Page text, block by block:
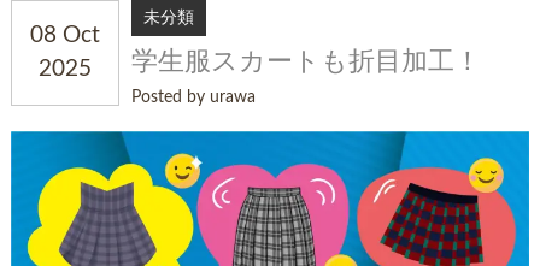
08 Oct
2025
未分類
学生服スカートも折目加工！
Posted by urawa